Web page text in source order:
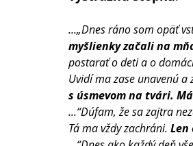
...„Dnes ráno som opäť
myšlienky začali na
postarať o deti a o
Uvidí ma zase unavenú a
s úsmevom na tvári.
...“Dúfam, že sa zajtra
Tá ma vždy zachráni.